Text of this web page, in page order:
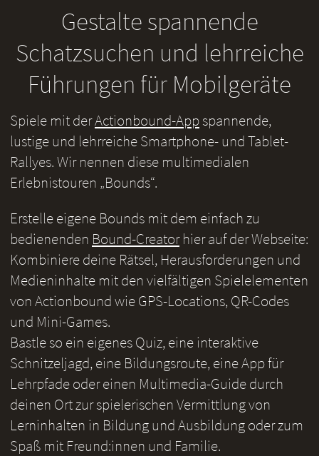
Gestalte spannende
Schatzsuchen und lehrreiche
Führungen für Mobilgeräte
Spiele mit derActionbound-Appspannende,
lustige und lehrreiche Smartphone- und Tablet-
Rallyes. Wir nennen diese multimedialen
Erlebnistouren „Bounds“.
Erstelle eigene Bounds mit dem einfach zu
bedienenden Bound-Creatorhier auf der Webseite:
Kombiniere deine Rätsel, Herausforderungen und
Medieninhalte mit den vielfältigen Spielelementen
von Actionbound wie GPS-Locations, QR-Codes
und Mini-Games.
Bastle so ein eigenes Quiz, eine interaktive
Schnitzeljagd, eine Bildungsroute, eine App für
Lehrpfade oder einen Multimedia-Guide durch
deinen Ort zur spielerischen Vermittlung von
Lerninhalten in Bildung und Ausbildung oder zum
Spaß mit Freund:innen und Familie.